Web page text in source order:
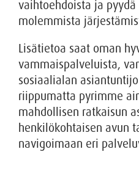
vaihtoehdoista ja
molemmista
Lisätietoa saat oman
vammaispalveluista,
sosiaalialan
riippumatta pyrimme
mahdollisen ratkaisun
henkilökohtaisen avun
navigoimaan eri